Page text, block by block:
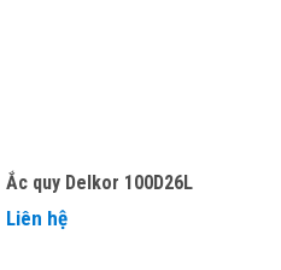
Ắc quy Delkor 100D26L
Liên hệ